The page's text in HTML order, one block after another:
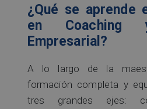
¿Qué se aprende
en Coaching
Empresarial?
A lo largo de la
formación completa y
tres grandes ejes: